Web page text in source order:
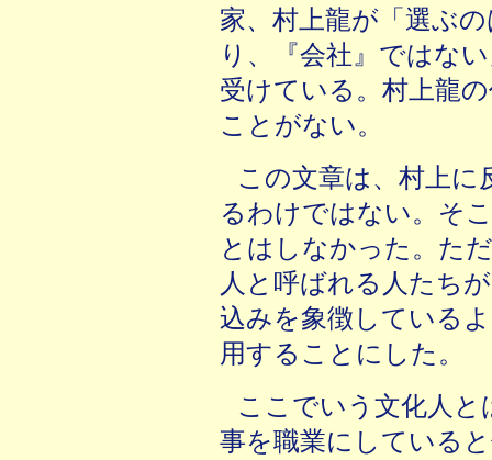
家、村上龍が「選ぶ
り、『会社』ではな
受けている。村上龍
ことがない。
この文章は、村上
るわけではない。そ
とはしなかった。た
人と呼ばれる人たち
込みを象徴している
用することにした。
ここでいう文化人
事を職業にしている